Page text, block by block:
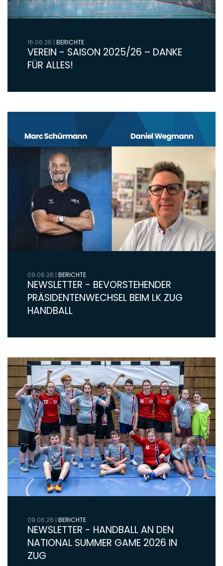
16.06.26 | BERICHTE
VEREIN - SAISON 2025/26 – DANKE
FÜR ALLES!
09.06.26 | BERICHTE
NEWSLETTER - BEVORSTEHENDER
PRÄSIDENTENWECHSEL BEIM LK ZUG
HANDBALL
09.06.26 | BERICHTE
NEWSLETTER - HANDBALL AN DEN
NATIONAL SUMMER GAME 2026 IN
ZUG